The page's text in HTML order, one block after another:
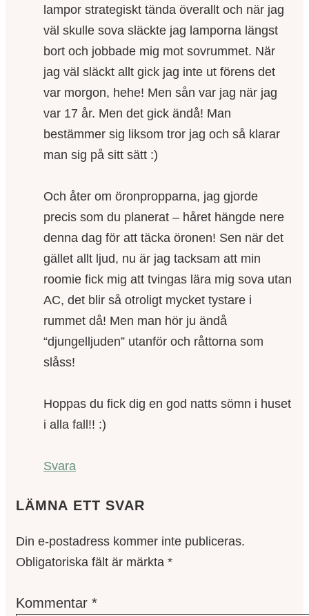
lampor strategiskt tända överallt och när jag
väl skulle sova släckte jag lamporna längst
bort och jobbade mig mot sovrummet. När
jag väl släckt allt gick jag inte ut förens det
var morgon, hehe! Men sån var jag när jag
var 17 år. Men det gick ändå! Man
bestämmer sig liksom tror jag och så klarar
man sig på sitt sätt :)
Och åter om öronpropparna, jag gjorde
precis som du planerat – håret hängde nere
denna dag för att täcka öronen! Sen när det
gället allt ljud, nu är jag tacksam att min
roomie fick mig att tvingas lära mig sova utan
AC, det blir så otroligt mycket tystare i
rummet då! Men man hör ju ändå
“djungelljuden” utanför och råttorna som
slåss!
Hoppas du fick dig en god natts sömn i huset
i alla fall!! :)
Svara
LÄMNA ETT SVAR
Din e-postadress kommer inte publiceras.
Obligatoriska fält är märkta *
Kommentar *